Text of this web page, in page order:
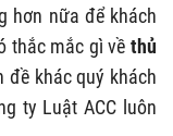
hơn nữa để khách
thắc mắc gì về thủ
đề khác quý khách
ty Luật ACC luôn